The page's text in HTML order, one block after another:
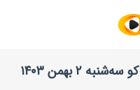
۲ بهمن ۱۴۰۳